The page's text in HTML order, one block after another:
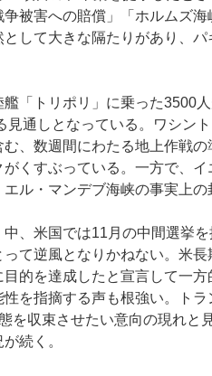
争被害への賠償」「ホルムズ
して大きな隔たりがあり、
「トリポリ」に乗った3500
見通しとなっている。ワシン
、数週間にわたる地上作戦
くすぶっている。一方で、
ル・マンデブ海峡の事実上
、米国では11月の中間選挙
て逆風となりかねない。米
的を達成したと宣言して一
を指摘する声も根強い。ト
を収束させたい意向の現れ
続く。